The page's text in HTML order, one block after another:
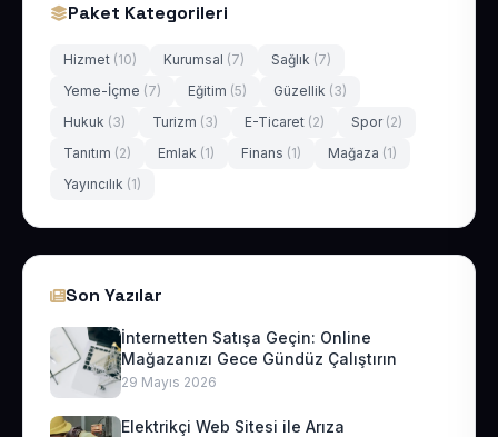
Paket Kategorileri
Hizmet (10) Kurumsal (7) Sağlık (7)
Yeme-İçme (7) Eğitim (5) Güzellik (3)
Hukuk (3) Turizm (3) E-Ticaret (2) Spor (2)
Tanıtım (2) Emlak (1) Finans (1) Mağaza (1)
Yayıncılık (1)
Son Yazılar
İnternetten Satışa Geçin: Online
Mağazanızı Gece Gündüz Çalıştırın
29 Mayıs 2026
Elektrikçi Web Sitesi ile Arıza